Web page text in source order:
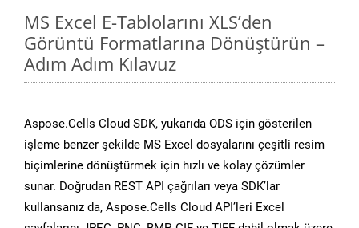
MS Excel E-Tablolarını XLS’den
Görüntü Formatlarına Dönüştürün –
Adım Adım Kılavuz
Aspose.Cells Cloud SDK, yukarıda ODS için gösterilen
işleme benzer şekilde MS Excel dosyalarını çeşitli resim
biçimlerine dönüştürmek için hızlı ve kolay çözümler
sunar. Doğrudan REST API çağrıları veya SDK’lar
kullansanız da, Aspose.Cells Cloud API’leri Excel